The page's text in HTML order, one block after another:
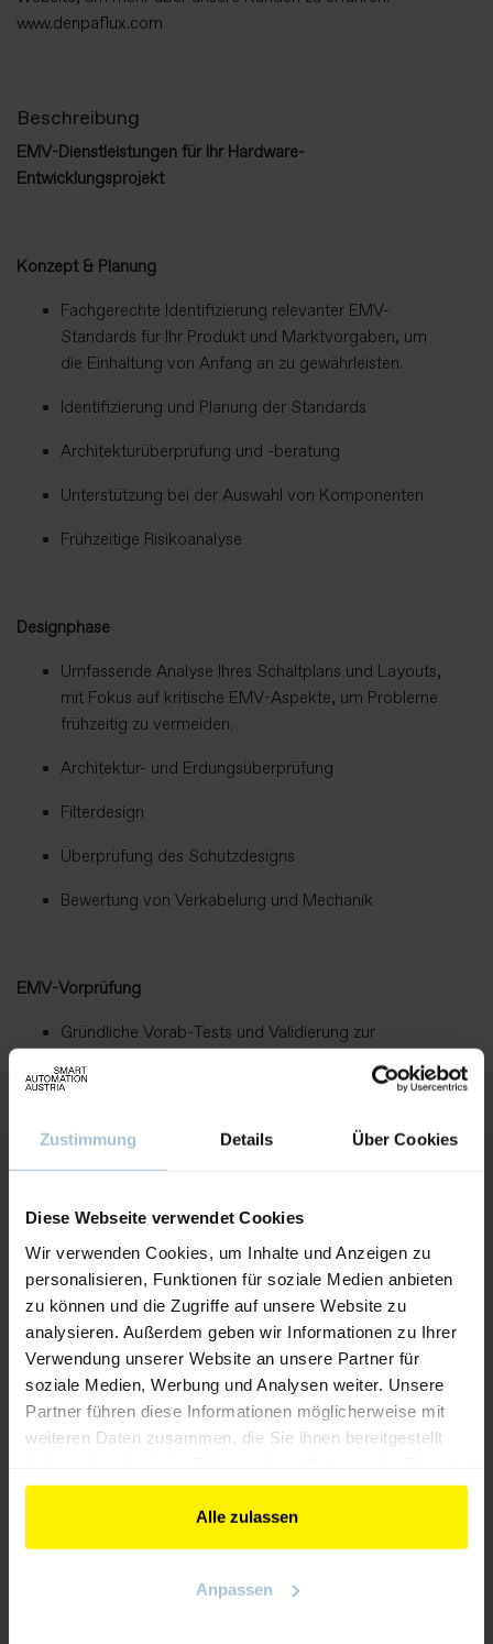
Zustimmung Details Über Cookies
Diese Webseite verwendet Cookies
Wir verwenden Cookies, um Inhalte und Anzeigen zu
personalisieren, Funktionen für soziale Medien anbieten
zu können und die Zugriffe auf unsere Website zu
analysieren. Außerdem geben wir Informationen zu Ihrer
Verwendung unserer Website an unsere Partner für
soziale Medien, Werbung und Analysen weiter. Unsere
Partner führen diese Informationen möglicherweise mit
weiteren Daten zusammen, die Sie ihnen bereitgestellt
gesammelt haben.
Alle zulassen
Anpassen
www.denpaflux.com
Beschreibung
EMV-Dienstleistungen für Ihr Hardware-
Entwicklungsprojekt
Konzept & Planung
Fachgerechte Identifizierung relevanter EMV-
Standards für Ihr Produkt und Marktvorgaben, um
die Einhaltung von Anfang an zu gewährleisten.
Identifizierung und Planung der Standards
Architekturüberprüfung und -beratung
Unterstützung bei der Auswahl von Komponenten
Frühzeitige Risikoanalyse
Designphase
Umfassende Analyse Ihres Schaltplans und Layouts,
mit Fokus auf kritische EMV-Aspekte, um Probleme
frühzeitig zu vermeiden.
Architektur- und Erdungsüberprüfung
Filterdesign
Überprüfung des Schutzdesigns
Bewertung von Verkabelung und Mechanik
EMV-Vorprüfung
Gründliche Vorab-Tests und Validierung zur
Entwicklungszyklus.
Vorprüfungseinrichtung
Identifikation von EMV-Problemen
Planung von Mitigationsstrategien
Unterstützung bei Design-Iterationen
EMV-Zertifizierungsunterstützung
Vollständige Unterstützung beim EMV-Testprozess
von der Vorbereitung bis zur Zertifizierung, um eine
reibungslose und erfolgreiche Compliance-Prüfung
Entwicklung von Testplänen